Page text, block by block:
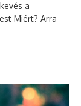
a
Miért? Arra